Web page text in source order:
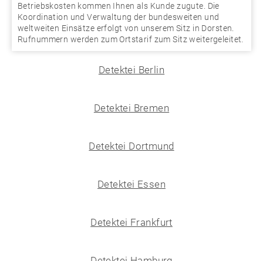
Betriebskosten kommen Ihnen als Kunde zugute. Die
Koordination und Verwaltung der bundesweiten und
weltweiten Einsätze erfolgt von unserem Sitz in Dorsten.
Rufnummern werden zum Ortstarif zum Sitz weitergeleitet.
Detektei Berlin
Detektei Bremen
Detektei Dortmund
Detektei Essen
Detektei Frankfurt